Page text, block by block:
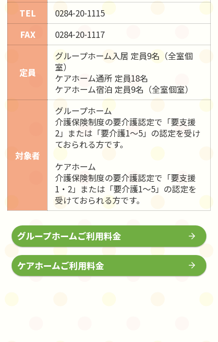
TEL
0284-20-1115
FAX
0284-20-1117
定員
グループホーム入居 定員9名（全室個
室）
ケアホーム通所 定員18名
ケアホーム宿泊 定員9名（全室個室）
対象者
グループホーム
介護保険制度の要介護認定で「要支援
2」または「要介護1～5」の認定を受け
ておられる方です。
ケアホーム
介護保険制度の要介護認定で「要支援
1・2」または「要介護1～5」の認定を
受けておられる方です。
グループホームご利用料金
ケアホームご利用料金